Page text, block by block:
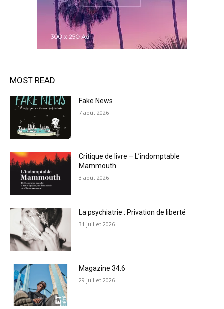
MOST READ
Fake News
7 août 2026
Critique de livre – L’indomptable
Mammouth
3 août 2026
La psychiatrie : Privation de liberté
31 juillet 2026
Magazine 34.6
29 juillet 2026